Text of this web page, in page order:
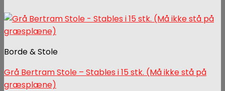
Borde & Stole
Grå Bertram Stole – Stables i 15 stk. (Må ikke stå på
græsplæne)